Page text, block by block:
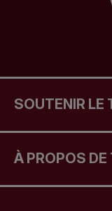
SOUTENIR LE
À PROPOS